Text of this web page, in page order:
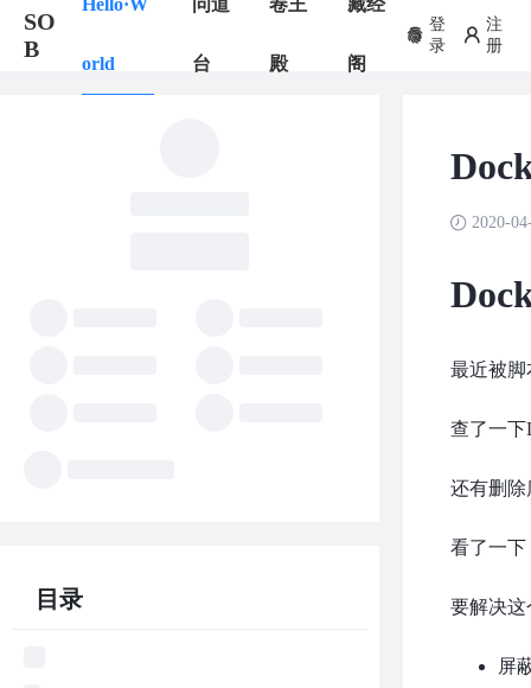
SO
B
Hello·W
orld
问道
台
卷王
殿
藏经
阁
登
录
注
册
目录
2020-
最近被脚
查了一下
还有删除
看了一下
要解决这
屏